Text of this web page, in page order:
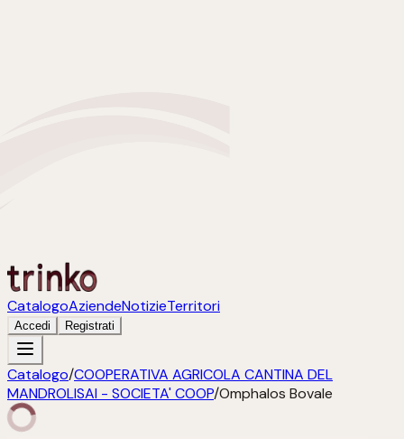
CatalogoAziendeNotizieTerritori
Accedi Registrati
Catalogo/COOPERATIVA AGRICOLA CANTINA DEL
MANDROLISAI - SOCIETA' COOP/Omphalos Bovale